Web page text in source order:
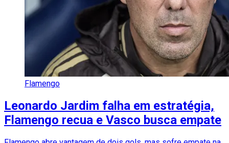
Flamengo
Leonardo Jardim falha em estratégia,
Flamengo recua e Vasco busca empate